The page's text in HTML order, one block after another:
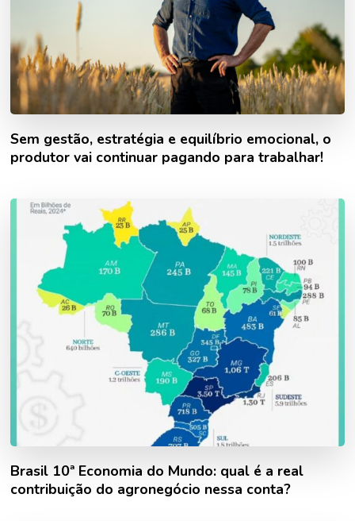
Sem gestão, estratégia e equilíbrio emocional, o
produtor vai continuar pagando para trabalhar!
Brasil 10ª Economia do Mundo: qual é a real
contribuição do agronegócio nessa conta?